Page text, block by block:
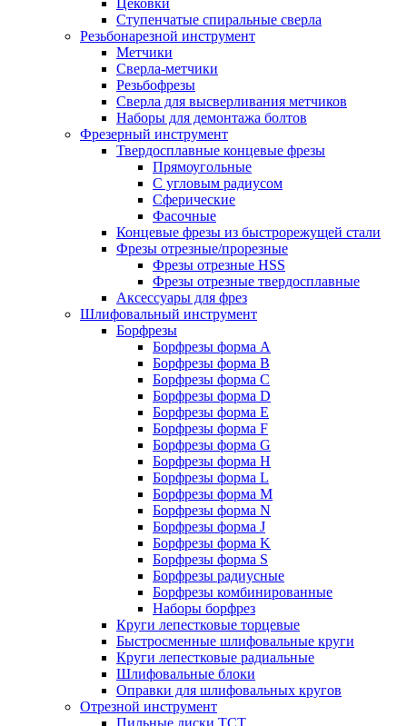
Ступенчатые спиральные сверла
Резьбонарезной инструмент
Метчики
Сверла-метчики
Резьбофрезы
Сверла для высверливания метчиков
Наборы для демонтажа болтов
Фрезерный инструмент
Твердосплавные концевые фрезы
Прямоугольные
С угловым радиусом
Сферические
Фасочные
Концевые фрезы из быстрорежущей стали
Фрезы отрезные/прорезные
Фрезы отрезные HSS
Фрезы отрезные твердосплавные
Аксессуары для фрез
Шлифовальный инструмент
Борфрезы
Борфрезы форма A
Борфрезы форма B
Борфрезы форма C
Борфрезы форма D
Борфрезы форма E
Борфрезы форма F
Борфрезы форма G
Борфрезы форма H
Борфрезы форма L
Борфрезы форма M
Борфрезы форма N
Борфрезы форма J
Борфрезы форма K
Борфрезы форма S
Борфрезы радиусные
Борфрезы комбинированные
Наборы борфрез
Круги лепестковые торцевые
Быстросменные шлифовальные круги
Круги лепестковые радиальные
Шлифовальные блоки
Оправки для шлифовальных кругов
Отрезной инструмент
Пильные диски ТСТ